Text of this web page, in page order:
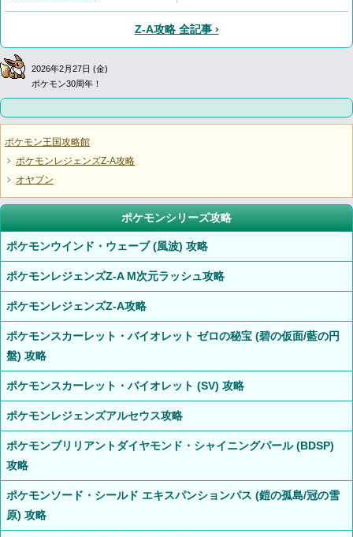
Z-A攻略 全記事 ›
2026年2月27日 (金)
ポケモン30周年！
ポケモン王国攻略館
ポケモンレジェンズZ-A攻略
オヤブン
ポケモンシリーズ攻略
ポケモンウインド・ウェーブ (風波) 攻略
ポケモンレジェンズZ-A M次元ラッシュ攻略
ポケモンレジェンズZ-A攻略
ポケモンスカーレット・バイオレット ゼロの秘宝 (碧の仮面/藍の円
盤) 攻略
ポケモンスカーレット・バイオレット (SV) 攻略
ポケモンレジェンズアルセウス攻略
ポケモンブリリアントダイヤモンド・シャイニングパール (BDSP)
攻略
ポケモンソード・シールド エキスパンションパス (鎧の孤島/冠の雪
原) 攻略